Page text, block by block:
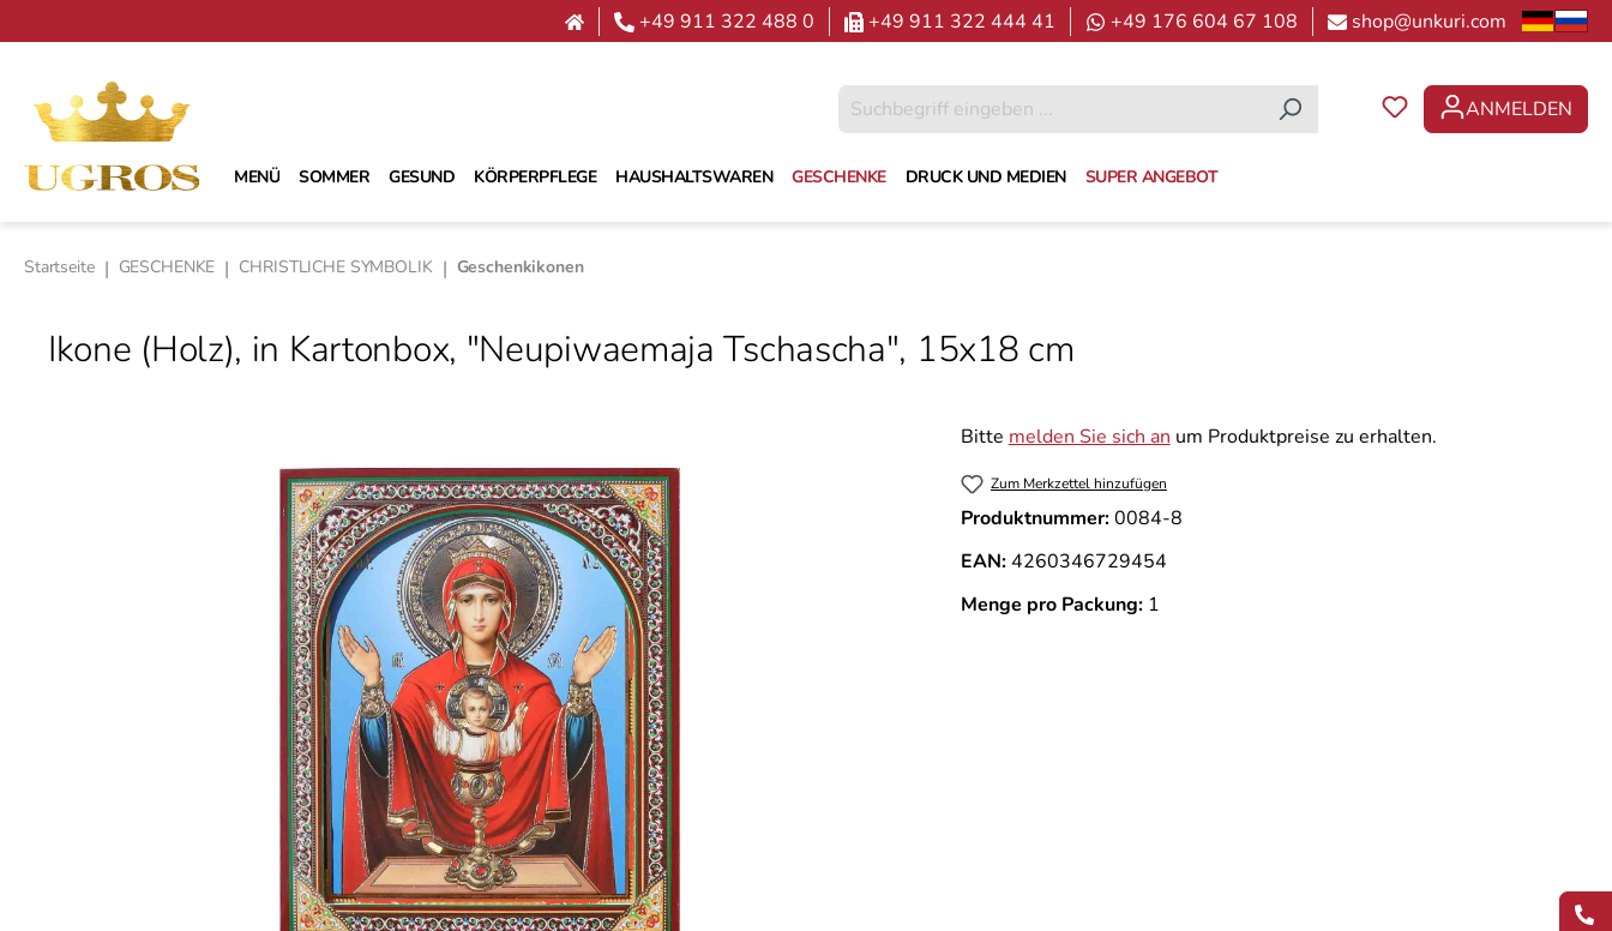
+49 911 322 488 0 +49 911 322 444 41 +49 176 604 67 108 shop@unkuri.com
DU HAST 0
ANMELDEN
MENÜ SOMMER GESUND KÖRPERPFLEGE HAUSHALTSWAREN GESCHENKE DRUCK UND MEDIEN SUPER ANGEBOT
Startseite | GESCHENKE | CHRISTLICHE SYMBOLIK | Geschenkikonen
Ikone (Holz), in Kartonbox, "Neupiwaemaja Tschascha", 15x18 cm
Bitte melden Sie sich an um Produktpreise zu erhalten.
Zum Merkzettel hinzufügen
Produktnummer:0084-8
EAN:4260346729454
Menge pro Packung: 1